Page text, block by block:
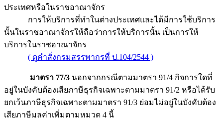
ประเทศหรือในราชอาณาจักร
การให้บริการที่ทำในต่างประเทศและได้มีการใช้บริการ
นั้นในราชอาณาจักรให้ถือว่าการให้บริการนั้น เป็นการให้
บริการในราชอาณาจักร
( ดูคำสั่งกรมสรรพากรที่ ป.104/2544 )
มาตรา 77/3 นอกจากกรณีตามมาตรา 91/4 กิจการใดที่
อยู่ในบังคับต้องเสียภาษีธุรกิจเฉพาะตามมาตรา 91/2 หรือได้รับ
ยกเว้นภาษีธุรกิจเฉพาะตามมาตรา 91/3 ย่อมไม่อยู่ในบังคับต้อง
เสียภาษีมูลค่าเพิ่มตามหมวด 4 นี้